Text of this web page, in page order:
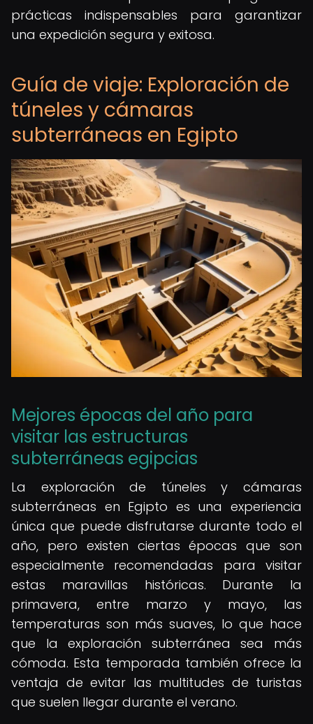
prácticas indispensables para garantizar
una expedición segura y exitosa.
Guía de viaje: Exploración de
túneles y cámaras
subterráneas en Egipto
Mejores épocas del año para
visitar las estructuras
subterráneas egipcias
La exploración de túneles y cámaras
subterráneas en Egipto es una experiencia
única que puede disfrutarse durante todo el
año, pero existen ciertas épocas que son
especialmente recomendadas para visitar
estas maravillas históricas. Durante la
primavera, entre marzo y mayo, las
temperaturas son más suaves, lo que hace
que la exploración subterránea sea más
cómoda. Esta temporada también ofrece la
ventaja de evitar las multitudes de turistas
que suelen llegar durante el verano.